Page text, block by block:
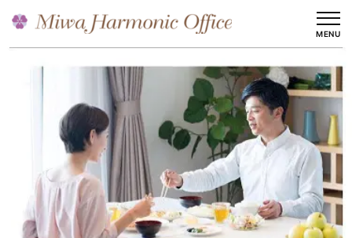
を
MENU